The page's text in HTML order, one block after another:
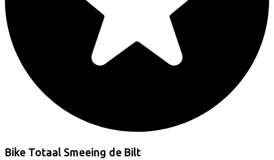
Bike Totaal Smeeing de Bilt